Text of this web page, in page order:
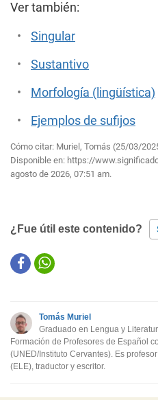
Ver también:
Singular
Sustantivo
Morfología (lingüística)
Ejemplos de sufijos
Cómo citar: Muriel, Tomás (25/03/
Disponible en: https://
agosto de 2026, 07:51 am.
¿Fue útil este contenido?
Este contenido contiene
Otro
Tomás Muriel
Graduado en Lengua y
Formación de Profesores de Español
(UNED/Instituto Cervantes). Es
(ELE), traductor y escritor.